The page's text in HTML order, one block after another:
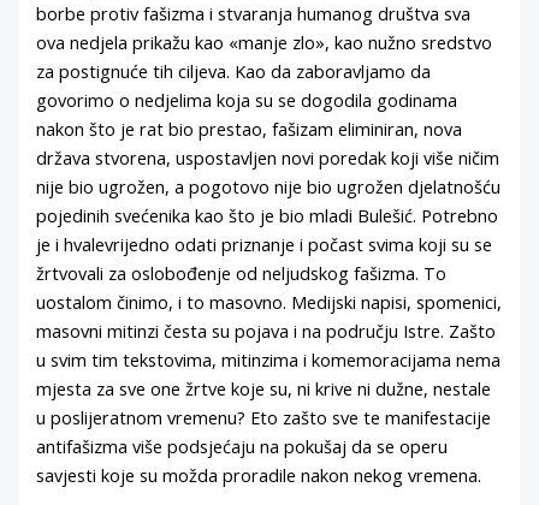
borbe protiv fašizma i stvaranja humanog društva sva
ova nedjela prikažu kao «manje zlo», kao nužno sredstvo
za postignuće tih ciljeva. Kao da zaboravljamo da
govorimo o nedjelima koja su se dogodila godinama
nakon što je rat bio prestao, fašizam eliminiran, nova
država stvorena, uspostavljen novi poredak koji više ničim
nije bio ugrožen, a pogotovo nije bio ugrožen djelatnošću
pojedinih svećenika kao što je bio mladi Bulešić. Potrebno
je i hvalevrijedno odati priznanje i počast svima koji su se
žrtvovali za oslobođenje od neljudskog fašizma. To
uostalom činimo, i to masovno. Medijski napisi, spomenici,
masovni mitinzi česta su pojava i na području Istre. Zašto
u svim tim tekstovima, mitinzima i komemoracijama nema
mjesta za sve one žrtve koje su, ni krive ni dužne, nestale
u poslijeratnom vremenu? Eto zašto sve te manifestacije
antifašizma više podsjećaju na pokušaj da se operu
savjesti koje su možda proradile nakon nekog vremena.